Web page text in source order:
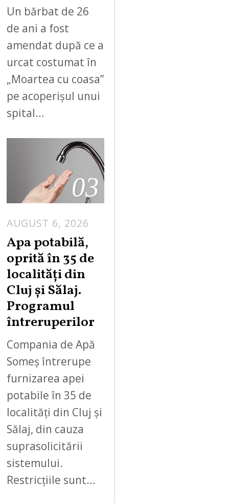
Un bărbat de 26
de ani a fost
amendat după ce a
urcat costumat în
„Moartea cu coasa”
pe acoperișul unui
spital…
03
AUGUST 6, 2026
Apa potabilă,
oprită în 35 de
localități din
Cluj și Sălaj.
Programul
întreruperilor
Compania de Apă
Someș întrerupe
furnizarea apei
potabile în 35 de
localități din Cluj și
Sălaj, din cauza
suprasolicitării
sistemului.
Restricțiile sunt…